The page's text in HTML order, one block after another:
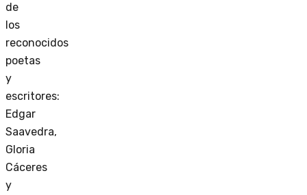
de
los
reconocidos
poetas
y
escritores:
Edgar
Saavedra,
Gloria
Cáceres
y